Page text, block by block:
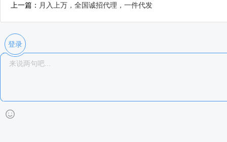
上一篇： 月入上万，全国诚招代理，一件代发
登录